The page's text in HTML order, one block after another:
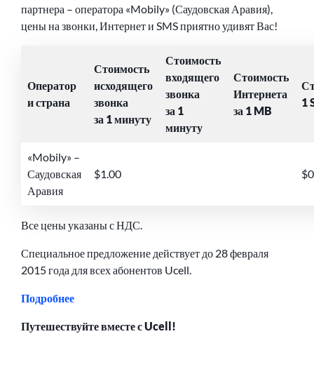
партнера – оператора «Mobily» (Саудовская Аравия),
цены на звонки, Интернет и SMS приятно удивят Вас!
Оператор
и страна
Стоимость
исходящего
звонка
за 1 минуту
Стоимость
входящего
звонка
за 1
минуту
Стоимость
Интернета
за 1 MB
1
«Mobily» –
Саудовская
Аравия
$1.00
Все цены указаны с НДС.
Специальное предложение действует до 28 февраля
2015 года для всех абонентов Ucell.
Подробнее
Путешествуйте вместе с Ucell!